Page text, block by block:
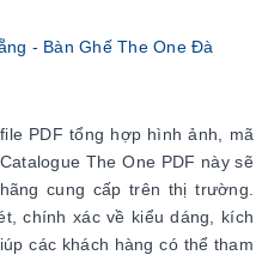
- Bàn Ghế The One Đà
PDF tổng hợp hình ảnh, mã
The One PDF này sẽ
cung cấp trên thị trường.
chính xác về kiểu dáng, kích
các khách hàng có thể tham